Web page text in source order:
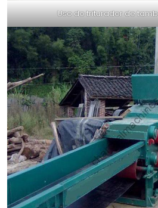
Uso do triturador de